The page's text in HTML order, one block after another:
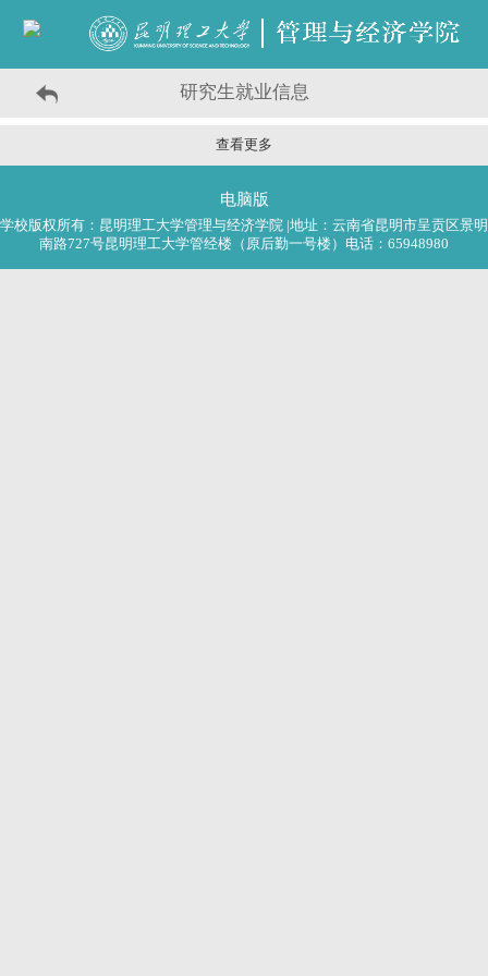
研究生就业信息
查看更多
电脑版
学校版权所有：昆明理工大学管理与经济学院 |地址：云南省昆明市呈贡区景明
南路727号昆明理工大学管经楼（原后勤一号楼）电话：65948980